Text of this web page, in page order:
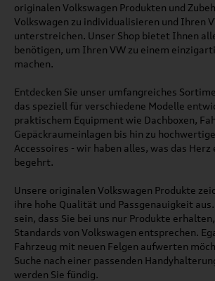
originalen Volkswagen Produkten und
Volkswagen zu individualisieren und Ihren
unterstreichen. Unser Shop bietet Ihnen
benötigen, um Ihren VW zu einem
machen.
Entdecken Sie unser umfangreiches
das speziell für verschiedene Modelle
praktischem Equipment wie Dachboxen,
Gepäckraumeinlagen bis hin zu
Accessoires - wir haben alles, was das Herz
begehrt.
Unsere originalen Volkswagen Produkte
ihre hohe Qualität und Passgenauigkeit
sein, dass Sie bei uns nur Produkte
Standards von Volkswagen entsprechen.
Fahrzeug mit neuen Felgen aufwerten
Suche nach einer passenden
werden Sie fündig.